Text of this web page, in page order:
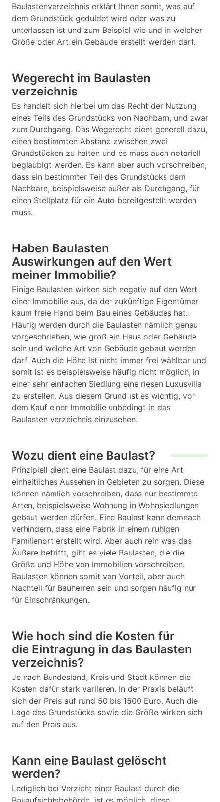
Baulastenverzeichnis erklärt Ihnen somit, was auf
dem Grundstück geduldet wird oder was zu
unterlassen ist und zum Beispiel wie und in welcher
Größe oder Art ein Gebäude erstellt werden darf.
Wegerecht im Baulasten
verzeichnis
Es handelt sich hierbei um das Recht der Nutzung
eines Teils des Grundstücks von Nachbarn, und zwar
zum Durchgang. Das Wegerecht dient generell dazu,
einen bestimmten Abstand zwischen zwei
Grundstücken zu halten und es muss auch notariell
beglaubigt werden. Es kann aber auch vorschreiben,
dass ein bestimmter Teil des Grundstücks dem
Nachbarn, beispielsweise außer als Durchgang, für
einen Stellplatz für ein Auto bereitgestellt werden
muss.
Haben Baulasten
Auswirkungen auf den Wert
meiner Immobilie?
Einige Baulasten wirken sich negativ auf den Wert
einer Immobilie aus, da der zukünftige Eigentümer
kaum freie Hand beim Bau eines Gebäudes hat.
Häufig werden durch die Baulasten nämlich genau
vorgeschrieben, wie groß ein Haus oder Gebäude
sein und welche Art von Gebäude gebaut werden
darf. Auch die Höhe ist nicht immer frei wählbar und
somit ist es beispielsweise häufig nicht möglich, in
einer sehr einfachen Siedlung eine riesen Luxusvilla
zu erstellen. Aus diesem Grund ist es wichtig, vor
dem Kauf einer Immobilie unbedingt in das
Baulasten verzeichnis einzusehen.
Wozu dient eine Baulast?
Prinzipiell dient eine Baulast dazu, für eine Art
einheitliches Aussehen in Gebieten zu sorgen. Diese
können nämlich vorschreiben, dass nur bestimmte
Arten, beispielsweise Wohnung in Wohnsiedlungen
gebaut werden dürfen. Eine Baulast kann demnach
verhindern, dass eine Fabrik in einem ruhigen
Familienort erstellt wird. Aber auch rein was das
Äußere betrifft, gibt es viele Baulasten, die die
Größe und Höhe von Immobilien vorschreiben.
Baulasten können somit von Vorteil, aber auch
Nachteil für Bauherren sein und sorgen häufig nur
für Einschränkungen.
Wie hoch sind die Kosten für
die Eintragung in das Baulasten
verzeichnis?
Je nach Bundesland, Kreis und Stadt können die
Kosten dafür stark variieren. In der Praxis beläuft
sich der Preis auf rund 50 bis 1500 Euro. Auch die
Lage des Grundstücks sowie die Größe wirken sich
auf den Preis aus.
Kann eine Baulast gelöscht
werden?
Lediglich bei Verzicht einer Baulast durch die
Bauaufsichtsbehörde, ist es möglich, diese